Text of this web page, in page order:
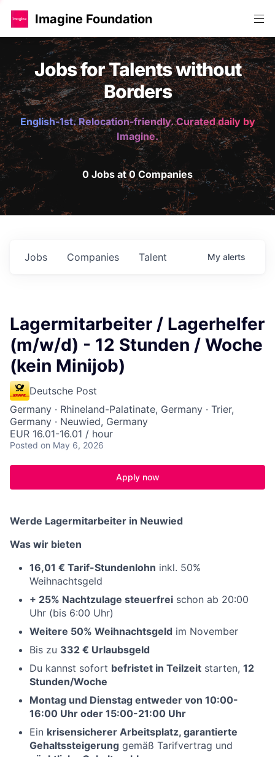
Imagine Foundation
Jobs for Talents without
Borders
English-1st. Relocation-friendly. Curated daily by
Imagine.
0 Jobs at 0 Companies
Jobs Companies Talent My alerts
Lagermitarbeiter / Lagerhelfer
(m/w/d) - 12 Stunden / Woche
(kein Minijob)
Deutsche Post
Germany · Rhineland-Palatinate, Germany · Trier,
Germany · Neuwied, Germany
EUR 16.01-16.01 / hour
Posted on May 6, 2026
Apply now
Werde Lagermitarbeiter in Neuwied
Was wir bieten
16,01 € Tarif-Stundenlohn inkl. 50%
Weihnachtsgeld
+ 25% Nachtzulage steuerfrei schon ab 20:00
Uhr (bis 6:00 Uhr)
Weitere 50% Weihnachtsgeld im November
Bis zu 332 € Urlaubsgeld
Du kannst sofort befristet in Teilzeit starten, 12
Stunden/Woche
Montag und Dienstag entweder von 10:00-
16:00 Uhr oder 15:00-21:00 Uhr
Ein krisensicherer Arbeitsplatz, garantierte
Gehaltssteigerung gemäß Tarifvertrag und